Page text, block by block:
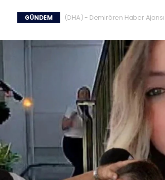
GÜNDEM (DHA) - Demirören Haber